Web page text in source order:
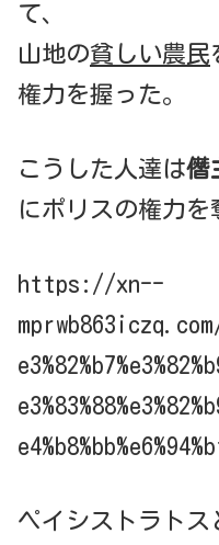
て、
山地の貧しい農民
権力を握った。
こうした人達は僭
にポリスの権力を
https://xn--
mprwb863iczq.com/
ペイシストラトス